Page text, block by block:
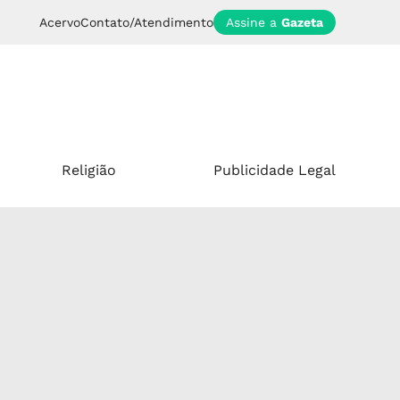
AcervoContato/Atendimento Assine a Gazeta
Religião Publicidade Legal